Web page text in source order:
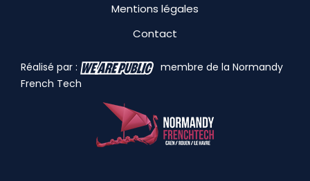
Mentions légales
Contact
Réalisé par :
membre de la Normandy
French Tech